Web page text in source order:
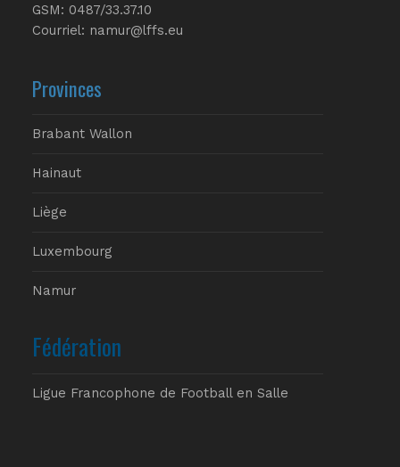
GSM: 0487/33.37.10
Courriel: namur@lffs.eu
Provinces
Brabant Wallon
Hainaut
Liège
Luxembourg
Namur
Fédération
Ligue Francophone de Football en Salle